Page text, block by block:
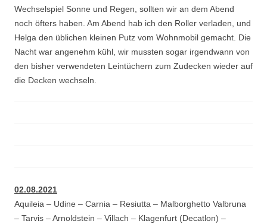
Wechselspiel Sonne und Regen, sollten wir an dem Abend
noch öfters haben. Am Abend hab ich den Roller verladen, und
Helga den üblichen kleinen Putz vom Wohnmobil gemacht. Die
Nacht war angenehm kühl, wir mussten sogar irgendwann von
den bisher verwendeten Leintüchern zum Zudecken wieder auf
die Decken wechseln.
02.08.2021
Aquileia – Udine – Carnia – Resiutta – Malborghetto Valbruna
– Tarvis – Arnoldstein – Villach – Klagenfurt (Decatlon) –